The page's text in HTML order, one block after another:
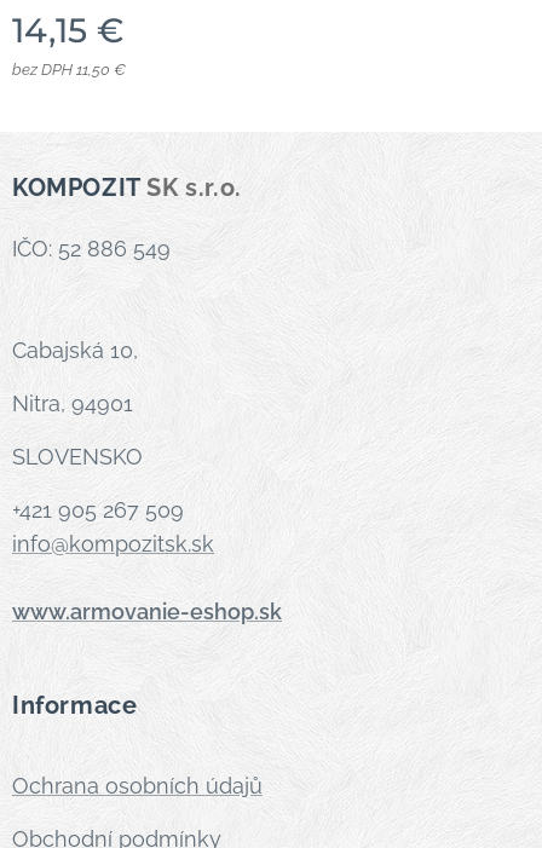
14,15 €
bez DPH 11,50 €
KOMPOZITSK s.r.o.
IČO: 52 886 549
Cabajská 10,
Nitra, 94901
SLOVENSKO
+421 905 267 509
info@kompozitsk.sk
www.armovanie-eshop.sk
Informace
Ochrana osobních údajů
Obchodní podmínky